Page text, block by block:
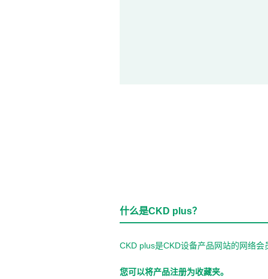
什么是CKD plus？
CKD plus是CKD设备产品网站的网络
您可以将产品注册为收藏夹。